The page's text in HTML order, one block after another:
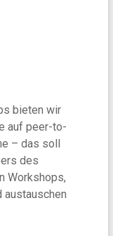
bieten wir
auf peer-to-
– das soll
des
Workshops,
austauschen